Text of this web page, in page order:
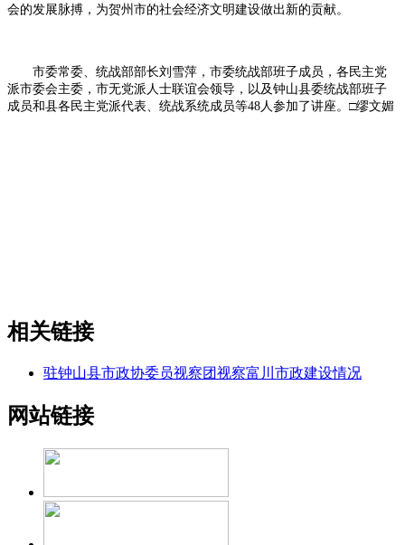
会的发展脉搏，为贺州市的社会经济文明建设做出新的贡献。
市委常委、统战部部长刘雪萍，市委统战部班子成员，各民主党
派市委会主委，市无党派人士联谊会领导，以及钟山县委统战部班子
成员和县各民主党派代表、统战系统成员等48人参加了讲座。□缪文媚
相关链接
驻钟山县市政协委员视察团视察富川市政建设情况
网站链接